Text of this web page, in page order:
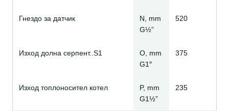
Гнездо за датчик
N, mm
G½”
520
Изход долна серпент..S1
O, mm
G1″
375
Изход топлоносител котел
P, mm
G1½”
235